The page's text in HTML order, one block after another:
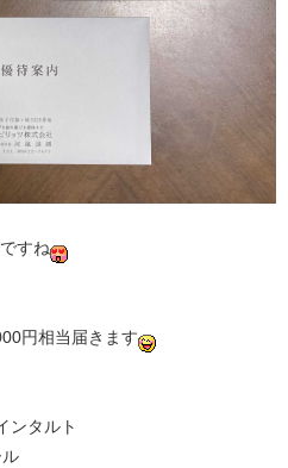
すね
円相当届きます
ンタルト